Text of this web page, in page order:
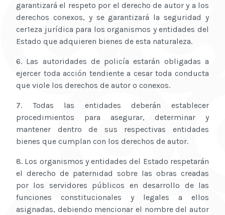
garantizará el respeto por el derecho de autor y a los
derechos conexos, y se garantizará la seguridad y
cer1eza jurídica para los organismos y entidades del
Estado que adquieren bienes de esta naturaleza.
6. Las autoridades de policía estarán obligadas a
ejercer toda acción tendiente a cesar toda conducta
que viole los derechos de autor o conexos.
7. Todas las entidades deberán establecer
procedimientos para asegurar, determinar y
mantener dentro de sus respectivas entidades
bienes que cumplan con los derechos de autor.
8. Los organismos y entidades del Estado respetarán
el derecho de paternidad sobre las obras creadas
por los servidores públicos en desarrollo de las
funciones constitucionales y legales a ellos
asignadas, debiendo mencionar el nombre del autor